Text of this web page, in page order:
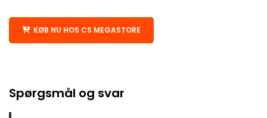
KØB NU HOS CS MEGASTORE
Spørgsmål og svar